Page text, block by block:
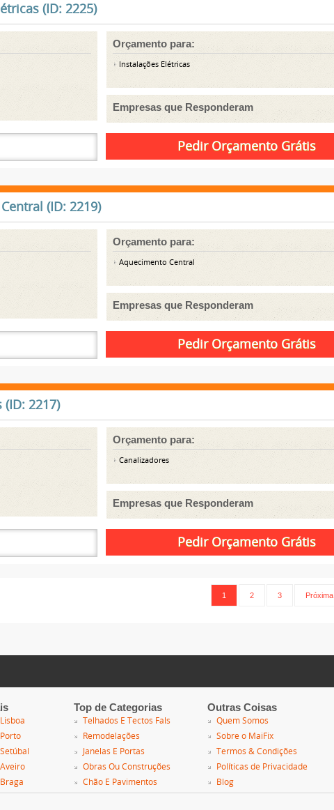
(ID: 2225)
Orçamento para:
Instalações Elétricas
Empresas que Responderam
(ID: 2219)
Orçamento para:
Aquecimento Central
Empresas que Responderam
2217)
Orçamento para:
Canalizadores
Empresas que Responderam
1 2 3 Próxima
Top de Categorias
Telhados E Tectos Fals
Remodelações
Janelas E Portas
Obras Ou Construções
Chão E Pavimentos
Outras Coisas
Quem Somos
Sobre o MaiFix
Termos & Condições
Políticas de Privacidade
Blog